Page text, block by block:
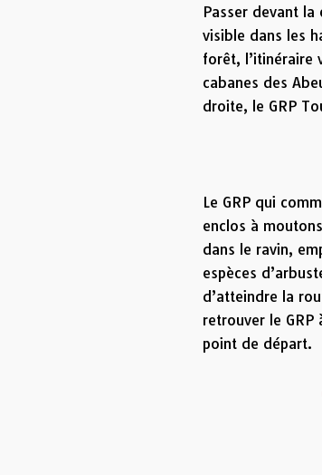
Passer devant
visible dans les
forêt, l’itinéraire
cabanes des
droite, le GRP
Le GRP qui
enclos à
dans le ravin,
espèces
d’atteindre la
retrouver le
point de départ.